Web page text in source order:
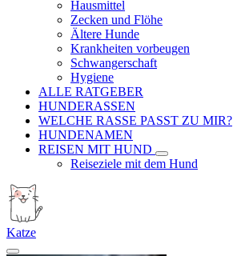
Hausmittel
Zecken und Flöhe
Ältere Hunde
Krankheiten vorbeugen
Schwangerschaft
Hygiene
ALLE RATGEBER
HUNDERASSEN
WELCHE RASSE PASST ZU MIR?
HUNDENAMEN
REISEN MIT HUND
Reiseziele mit dem Hund
Katze